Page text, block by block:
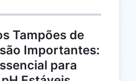
Tampões de
Importantes:
para